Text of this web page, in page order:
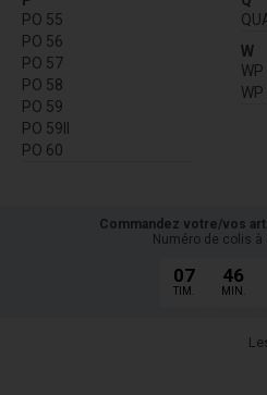
PO 55
PO 56
PO 57
PO 58
PO 59
PO 59II
PO 60
W
Commandez votre/vos
Numéro de colis à
07
TIM.
46
MIN.